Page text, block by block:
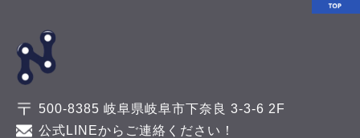
500-8385 岐阜県岐阜市下奈良 3-3-6 2F
公式LINEからご連絡ください！